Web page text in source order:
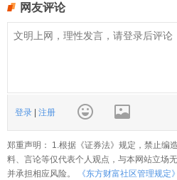
网友评论
登录 | 注册
郑重声明： 1.根据《证券法》规定，禁止编
料、言论等仅代表个人观点，与本网站立场
并承担相应风险。
《东方财富社区管理规定》